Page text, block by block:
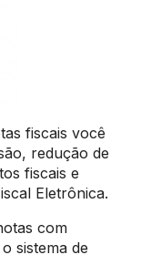
fiscais você
redução de
fiscais e
Eletrônica.
com
sistema de